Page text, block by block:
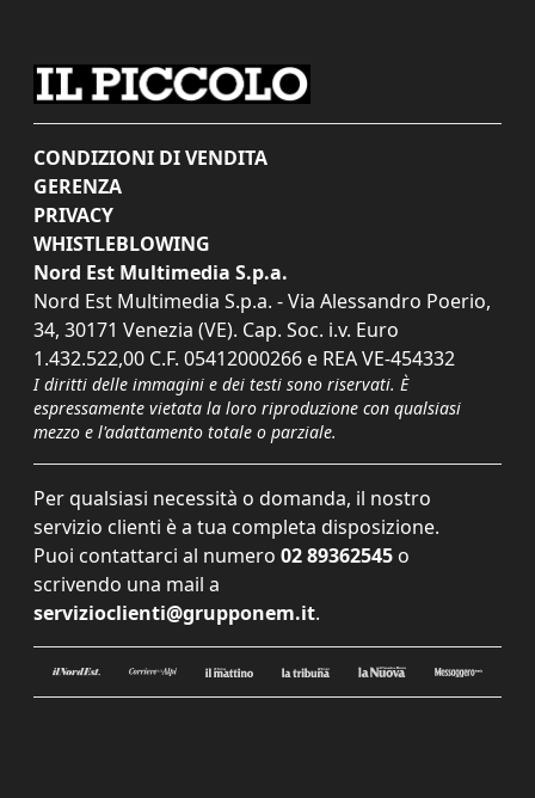
CONDIZIONI DI VENDITA
GERENZA
PRIVACY
WHISTLEBLOWING
Nord Est Multimedia S.p.a.
Nord Est Multimedia S.p.a. - Via Alessandro Poerio,
34, 30171 Venezia (VE). Cap. Soc. i.v. Euro
1.432.522,00 C.F. 05412000266 e REA VE-454332
I diritti delle immagini e dei testi sono riservati. È
espressamente vietata la loro riproduzione con qualsiasi
mezzo e l'adattamento totale o parziale.
Per qualsiasi necessità o domanda, il nostro
servizio clienti è a tua completa disposizione.
Puoi contattarci al numero 02 89362545 o
scrivendo una mail a
servizioclienti@grupponem.it.